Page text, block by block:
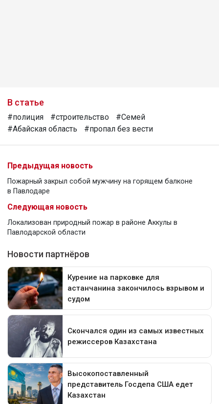
В статье
#полиция #строительство
#Семей
#Абайская область
#пропал без вести
Предыдущая новость
Пожарный закрыл собой мужчину на горящем балконе
в Павлодаре
Следующая новость
Локализован природный пожар в районе Аккулы в
Павлодарской области